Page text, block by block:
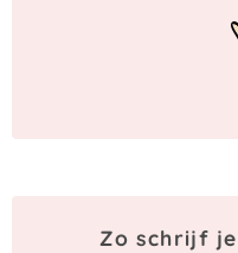
Zo schrijf